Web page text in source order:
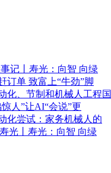
事记丨寿光：向智 向绿
订单 致富上“牛劲”脚
化、节制和机械人工程国
人”让AI“会说”更
化尝试：家务机械人的
寿光丨寿光：向智 向绿